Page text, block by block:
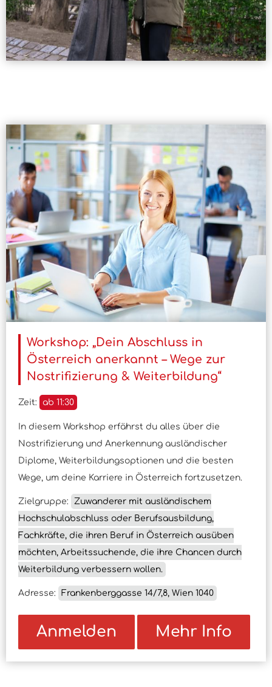
Workshop: „Dein Abschluss in
Österreich anerkannt – Wege zur
Nostrifizierung & Weiterbildung“
Zeit: ab 11:30
In diesem Workshop erfährst du alles über die
Nostrifizierung und Anerkennung ausländischer
Diplome, Weiterbildungsoptionen und die besten
Wege, um deine Karriere in Österreich fortzusetzen.
Zielgruppe:
Zuwanderer mit ausländischem
Hochschulabschluss oder Berufsausbildung,
Fachkräfte, die ihren Beruf in Österreich ausüben
möchten, Arbeitssuchende, die ihre Chancen durch
Weiterbildung verbessern wollen.
Adresse: Frankenberggasse 14/7,8, Wien 1040
Anmelden Mehr Info